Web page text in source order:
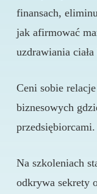
finansach,
jak afirmować
uzdrawiania
Ceni sobie
biznesowych
przedsiębiorcami.
Na szkoleniach
odkrywa sekrety